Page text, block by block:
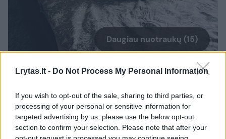
Lrytas.lt - Do Not Process My Personal Information
If you wish to opt-out of the sale, sharing to third parties, or
processing of your personal or sensitive information for
targeted advertising by us, please use the below opt-out
section to confirm your selection. Please note that after your
Daugiau nuotraukų (15)
Ryčio Žvagulio žmona Laura (30 m.) namuose sutiko
Soc. tinklų nuotr.
Taisyklių laikosi ypač griežtai